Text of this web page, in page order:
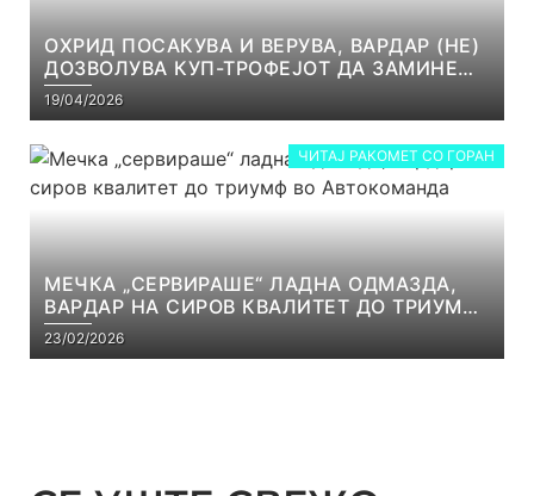
ОХРИД ПОСАКУВА И ВЕРУВА, ВАРДАР (НЕ)
ДОЗВОЛУВА КУП-ТРОФЕЈОТ ДА ЗАМИНЕ
ОД СКОПЈЕ
19/04/2026
ЧИТАЈ РАКОМЕТ СО ГОРАН
МЕЧКА „СЕРВИРАШЕ“ ЛАДНА ОДМАЗДА,
ВАРДАР НА СИРОВ КВАЛИТЕТ ДО ТРИУМФ
ВО АВТОКОМАНДА
23/02/2026